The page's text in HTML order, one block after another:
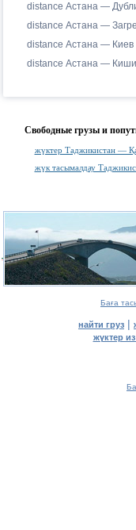
distance Астана —
distance Астана —
distance Астана — Киев
distance Астана —
Свободные грузы и
жүктер Таджикистан —
жүк тасымалдау
Баға
найти груз |
жүктер